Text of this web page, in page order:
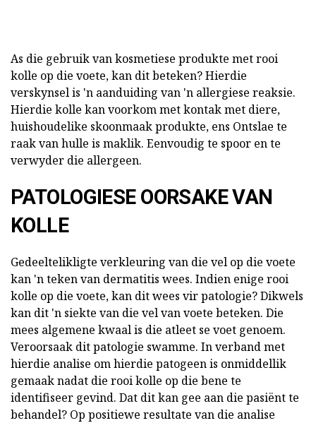
As die gebruik van kosmetiese produkte met rooi
kolle op die voete, kan dit beteken? Hierdie
verskynsel is 'n aanduiding van 'n allergiese reaksie.
Hierdie kolle kan voorkom met kontak met diere,
huishoudelike skoonmaak produkte, ens Ontslae te
raak van hulle is maklik. Eenvoudig te spoor en te
verwyder die allergeen.
PATOLOGIESE OORSAKE VAN
KOLLE
Gedeeltelikligte verkleuring van die vel op die voete
kan 'n teken van dermatitis wees. Indien enige rooi
kolle op die voete, kan dit wees vir patologie? Dikwels
kan dit 'n siekte van die vel van voete beteken. Die
mees algemene kwaal is die atleet se voet genoem.
Veroorsaak dit patologie swamme. In verband met
hierdie analise om hierdie patogeen is onmiddellik
gemaak nadat die rooi kolle op die bene te
identifiseer gevind. Dat dit kan gee aan die pasiënt te
behandel? Op positiewe resultate van die analise